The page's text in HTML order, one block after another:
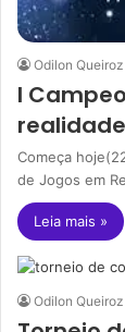
Odilon Queiroz
I
Começa
de Jogos em
Leia mais »
Odilon Queiroz